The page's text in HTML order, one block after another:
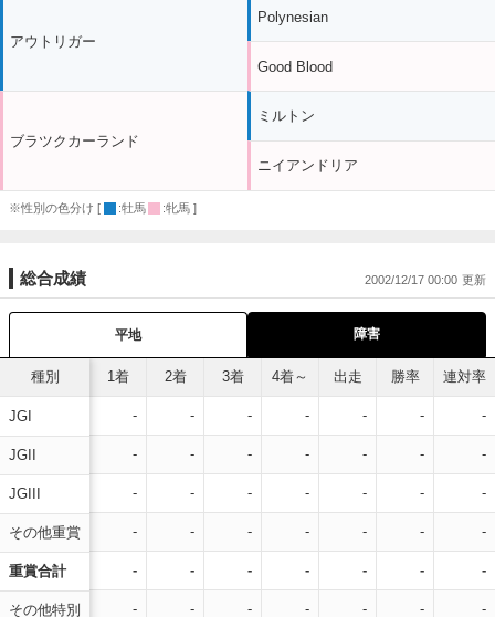
アウトリガー
ブラツクカーランド
Polynesian
Good Blood
ミルトン
ニイアンドリア
※性別の色分け [ :牡馬 :牝馬 ]
総合成績 2002/12/17 00:00
平地 障害
種別
JGI
JGII
JGIII
その他重賞
重賞合計
その他特別
1着 2着 3着 4着～ 出走 勝率 連対率
- - - - - - -
- - - - - - -
- - - - - - -
- - - - - - -
- - - - - - -
- - - - - - -